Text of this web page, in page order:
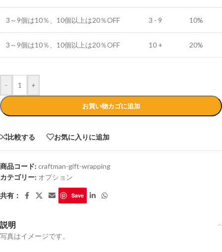
3～9個は10％、10個以上は20％OFF 3 - 9 10%
3～9個は10％、10個以上は20％OFF 10 + 20%
- +
お買い物カゴに追加
比較する お気に入りに追加
商品コード: craftman-gift-wrapping
カテゴリー: オプション
共有： Save
説明
写真はイメージです。